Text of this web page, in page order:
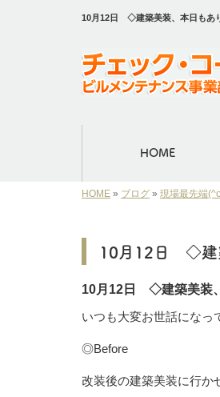
10月12日 ◇建築美装、本日もあ
HOME
HOME » ブログ » 現場最先端
10月12日 ◇建
10月12日 ◇建築美装、
いつも大変お世話になっ
◎Before
改装後の建築美装に行か